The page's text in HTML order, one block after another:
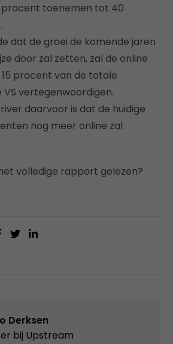
procent toenemen tot 40
dat de groei de komende jaren
door zal zetten, zal de online
procent van de totale
vertegenwoordigen.
daarvoor is dat de huidige
nog meer online zal
volledige rapport gelezen?
Derksen
bij Upstream